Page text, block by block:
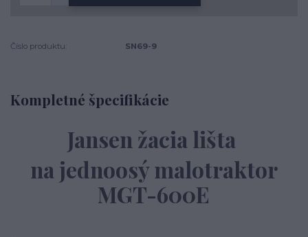
Číslo produktu: SN69-9
Kompletné špecifikácie
Jansen žacia lišta
na jednoosý malotraktor
MGT-600E